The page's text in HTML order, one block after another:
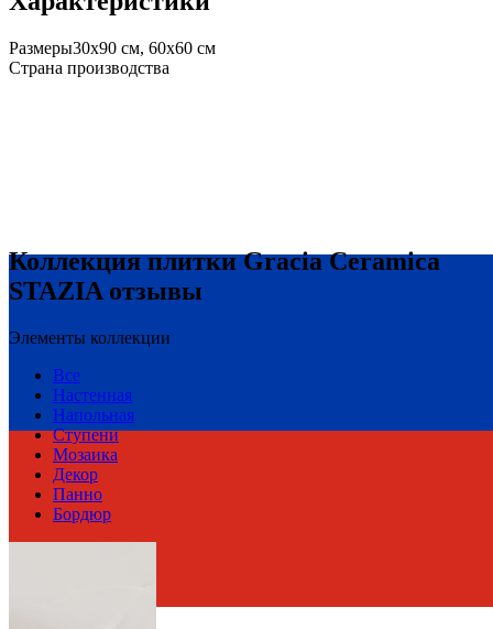
Размеры30х90 см, 60х60 см
Страна производства
Коллекция плитки Gracia Ceramica
STAZIA отзывы
Элементы коллекции
Все
Настенная
Напольная
Ступени
Мозаика
Декор
Панно
Бордюр